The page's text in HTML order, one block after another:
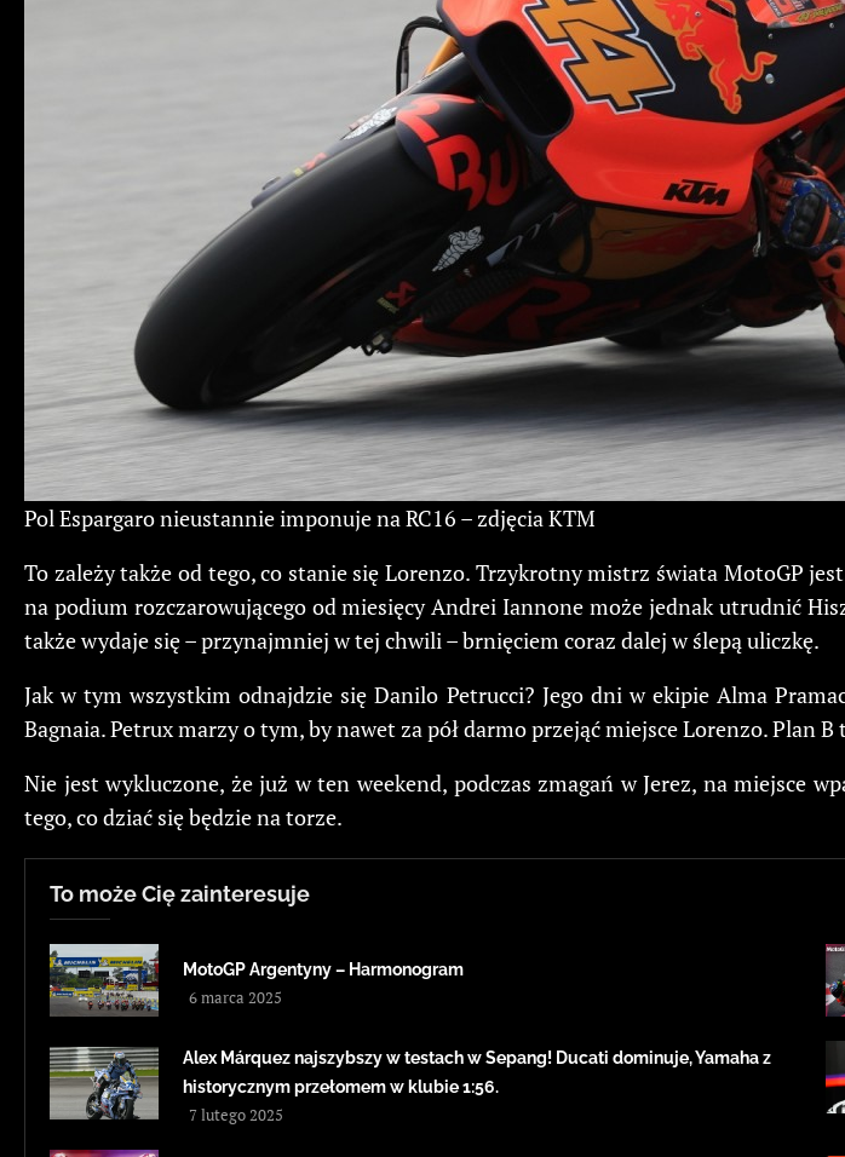
Pol Espargaro nieustannie imponuje na RC16 – zdjęcia KTM
To zależy także od tego, co stanie się Lorenzo. Trzykrotny mistrz świata MotoGP
na podium rozczarowującego od miesięcy Andrei Iannone może jednak utrudnić
także wydaje się – przynajmniej w tej chwili – brnięciem coraz dalej w ślepą uliczkę.
Jak w tym wszystkim odnajdzie się Danilo Petrucci? Jego dni w ekipie Alma
Bagnaia. Petrux marzy o tym, by nawet za pół darmo przejąć miejsce Lorenzo. Plan
Nie jest wykluczone, że już w ten weekend, podczas zmagań w Jerez, na miejsce
tego, co dziać się będzie na torze.
To może Cię zainteresuje
MotoGP Argentyny – Harmonogram
6 marca 2025
Alex Márquez najszybszy w testach w Sepang! Ducati dominuje, Yamaha z
historycznym przełomem w klubie 1:56.
7 lutego 2025